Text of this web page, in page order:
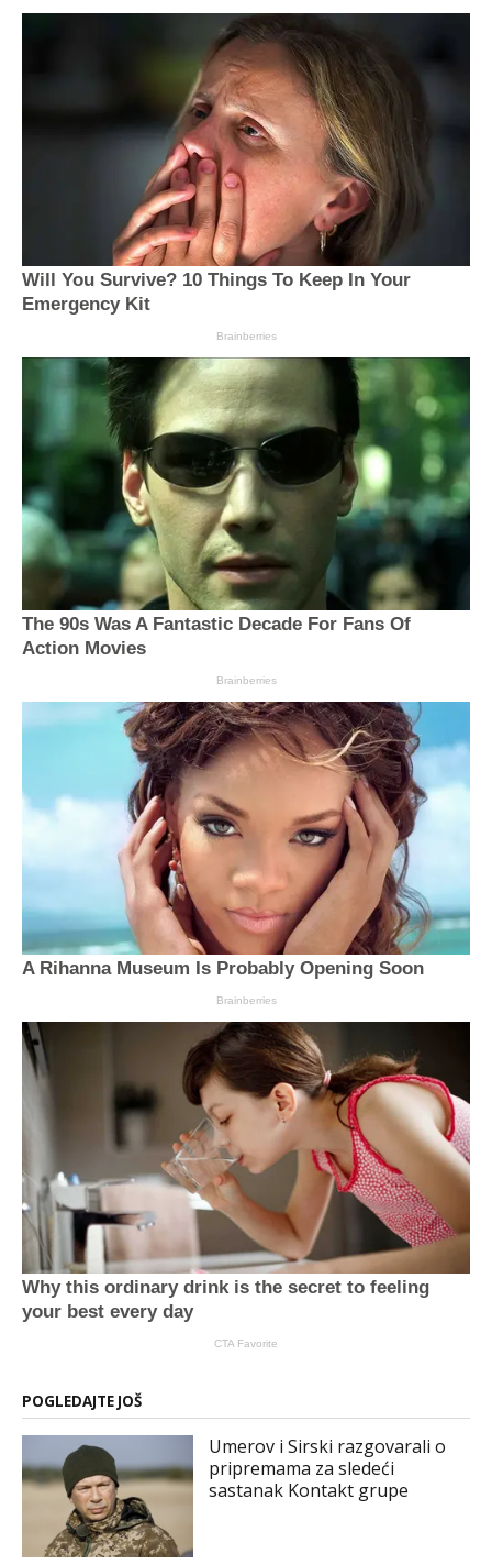
Will You Survive? 10 Things To Keep In Your
Emergency Kit
Brainberries
The 90s Was A Fantastic Decade For Fans Of
Action Movies
Brainberries
A Rihanna Museum Is Probably Opening Soon
Brainberries
Why this ordinary drink is the secret to feeling
your best every day
CTA Favorite
POGLEDAJTE JOŠ
Umerov i Sirski razgovarali o
pripremama za sledeći
sastanak Kontakt grupe